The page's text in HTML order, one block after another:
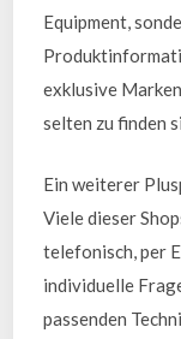
Equipment,
exklusive
selten zu finden
Ein weiterer
Viele dieser
telefonisch, per
individuelle
passenden